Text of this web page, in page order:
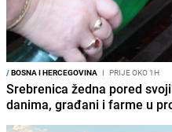
/BOSNA I HERCEGOVINA I PRIJE OKO 1H
Srebrenica žedna pored
danima, građani i farme u